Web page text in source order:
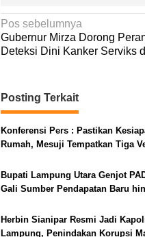
N
a
g
a
s
p
s
Pos sebelumnya
Gubernur Mirza Dorong
Deteksi Dini Kanker Serviks
Posting Terkait
Konferensi Pers : Pastikan
Rumah, Mesuji Tempatkan Tiga
Bupati Lampung Utara Genjot
Gali Sumber Pendapatan Baru
Herbin Sianipar Resmi Jadi
Lampung, Penindakan Korupsi